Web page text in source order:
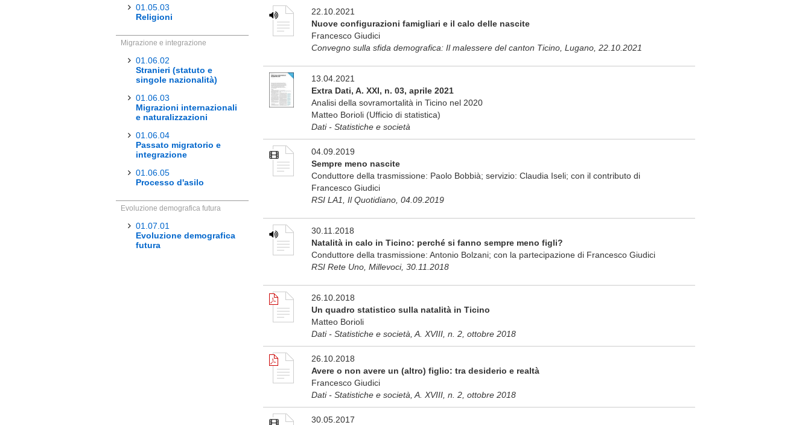
01.05.03
Religioni
Migrazione e integrazione
01.06.02
Stranieri (statuto e
singole nazionalità)
01.06.03
Migrazioni internazionali
e naturalizzazioni
01.06.04
Passato migratorio e
integrazione
01.06.05
Processo d'asilo
Evoluzione demografica futura
01.07.01
Evoluzione demografica
futura
22.10.2021
Nuove configurazioni famigliari e il calo delle nascite
Francesco Giudici
Convegno sulla sfida demografica: Il malessere del canton Ticino, Lugano, 22.10.2021
13.04.2021
Extra Dati, A. XXI, n. 03, aprile 2021
Analisi della sovramortalità in Ticino nel 2020
Matteo Borioli (Ufficio di statistica)
Dati - Statistiche e società
04.09.2019
Sempre meno nascite
Conduttore della trasmissione: Paolo Bobbià; servizio: Claudia Iseli; con il contributo di
Francesco Giudici
RSI LA1, Il Quotidiano, 04.09.2019
30.11.2018
Natalità in calo in Ticino: perché si fanno sempre meno figli?
Conduttore della trasmissione: Antonio Bolzani; con la partecipazione di Francesco Giudici
RSI Rete Uno, Millevoci, 30.11.2018
26.10.2018
Un quadro statistico sulla natalità in Ticino
Matteo Borioli
Dati - Statistiche e società, A. XVIII, n. 2, ottobre 2018
26.10.2018
Avere o non avere un (altro) figlio: tra desiderio e realtà
Francesco Giudici
Dati - Statistiche e società, A. XVIII, n. 2, ottobre 2018
30.05.2017